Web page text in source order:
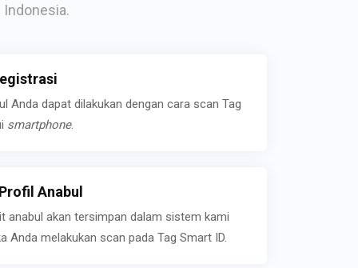
Indonesia.
Anda dapat dilakukan dengan cara scan Tag
smartphone.
Anabul
anabul akan tersimpan dalam sistem kami
Anda melakukan scan pada Tag Smart ID.